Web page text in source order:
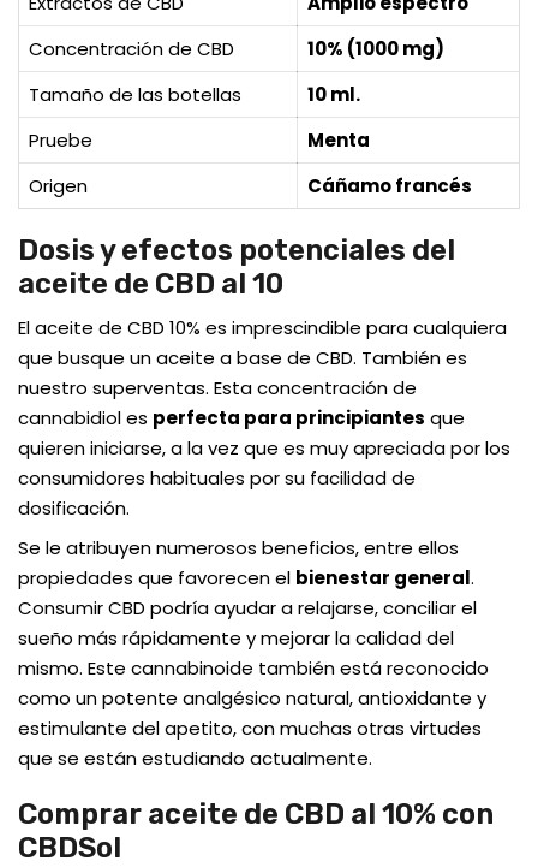
Concentración de CBD
10% (1000 mg)
Tamaño de las botellas
10 ml.
Pruebe
Menta
Origen
Cáñamo francés
Dosis y efectos potenciales del
aceite de CBD al 10
El aceite de CBD 10% es imprescindible para cualquiera
que busque un aceite a base de CBD. También es
nuestro superventas. Esta concentración de
cannabidiol es perfecta para principiantes que
quieren iniciarse, a la vez que es muy apreciada por los
consumidores habituales por su facilidad de
dosificación.
Se le atribuyen numerosos beneficios, entre ellos
propiedades que favorecen el bienestar general.
Consumir CBD podría ayudar a relajarse, conciliar el
sueño más rápidamente y mejorar la calidad del
mismo. Este cannabinoide también está reconocido
como un potente analgésico natural, antioxidante y
estimulante del apetito, con muchas otras virtudes
que se están estudiando actualmente.
Comprar aceite de CBD al 10% con
CBDSol